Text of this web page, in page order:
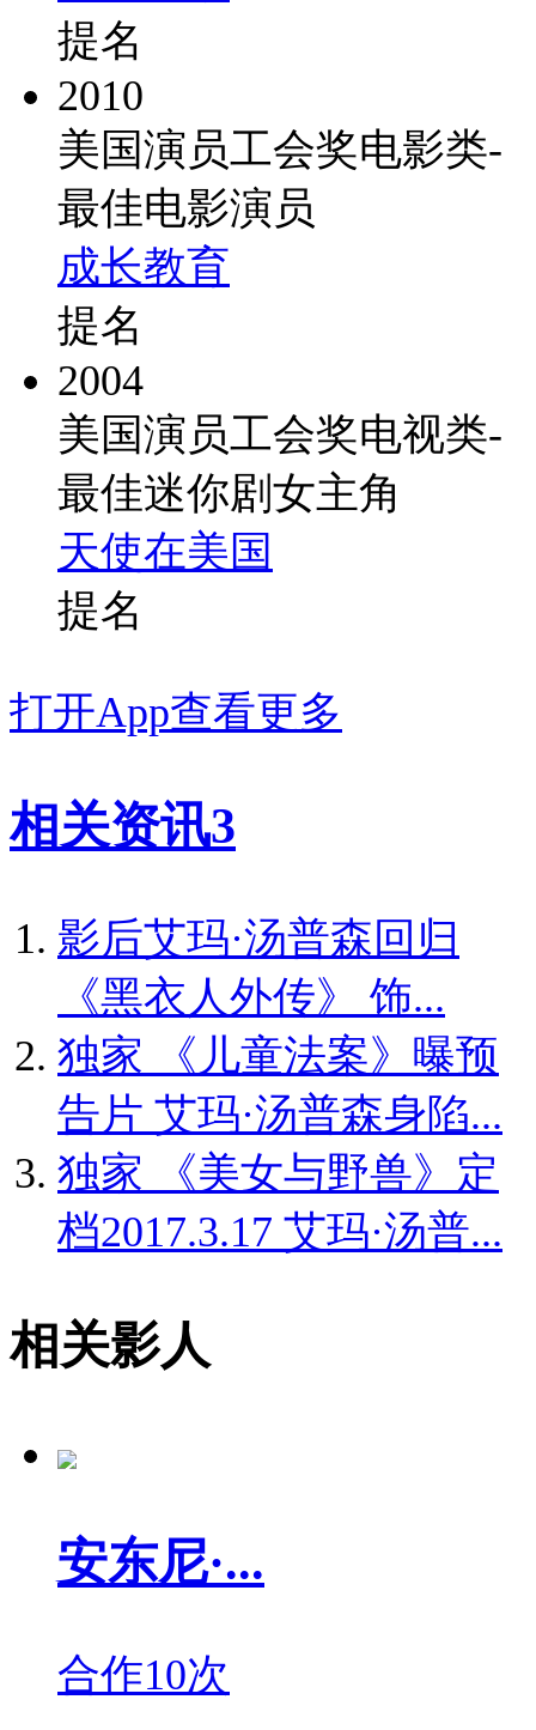
提名
2010
美国演员工会奖电影类-
最佳电影演员
成长教育
提名
2004
美国演员工会奖电视类-
最佳迷你剧女主角
天使在美国
提名
打开App查看更多
相关资讯3
影后艾玛·汤普森回归
《黑衣人外传》 饰...
独家
《儿童法案》曝预
告片 艾玛·汤普森身陷...
独家
《美女与野兽》定
档2017.3.17 艾玛·汤普...
相关影人
安东尼·...
合作10次